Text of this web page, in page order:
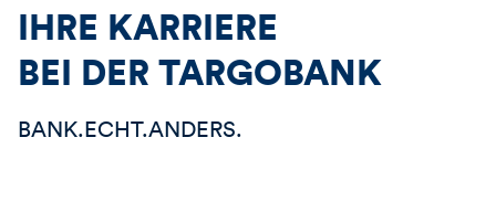
IHRE KARRIERE
BEI DER TARGOBANK
BANK.ECHT.ANDERS.